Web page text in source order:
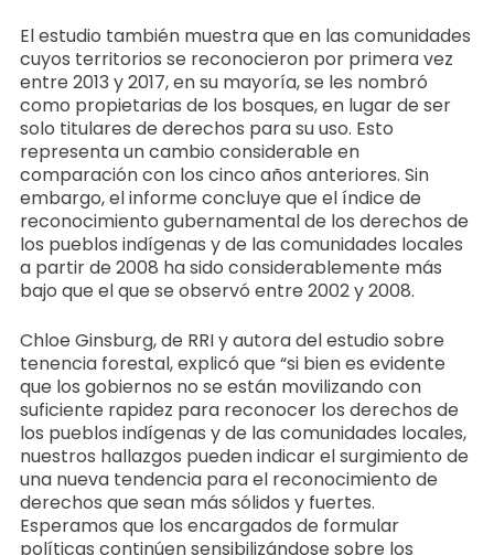
El estudio también muestra que en las comunidades
cuyos territorios se reconocieron por primera vez
entre 2013 y 2017, en su mayoría, se les nombró
como propietarias de los bosques, en lugar de ser
solo titulares de derechos para su uso. Esto
representa un cambio considerable en
comparación con los cinco años anteriores. Sin
embargo, el informe concluye que el índice de
reconocimiento gubernamental de los derechos de
los pueblos indígenas y de las comunidades locales
a partir de 2008 ha sido considerablemente más
bajo que el que se observó entre 2002 y 2008.
Chloe Ginsburg, de RRI y autora del estudio sobre
tenencia forestal, explicó que “si bien es evidente
que los gobiernos no se están movilizando con
suficiente rapidez para reconocer los derechos de
los pueblos indígenas y de las comunidades locales,
nuestros hallazgos pueden indicar el surgimiento de
una nueva tendencia para el reconocimiento de
derechos que sean más sólidos y fuertes.
Esperamos que los encargados de formular
políticas continúen sensibilizándose sobre los